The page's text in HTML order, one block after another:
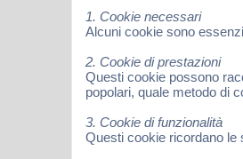
1. Cookie necessari
Alcuni cookie sono
2. Cookie di prestazioni
Questi cookie possono
popolari, quale metodo di
3. Cookie di funzionalità
Questi cookie ricordano le